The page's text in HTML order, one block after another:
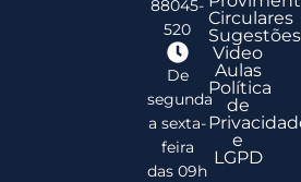
88045-
520
De
segunda
a sexta-
feira
das 09h
Circulares
Sugestões
Video
Aulas
Política
de
e
LGPD